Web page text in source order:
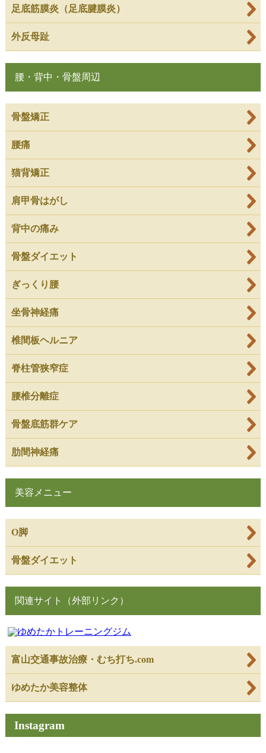
足底筋膜炎（足底腱膜炎）
外反母趾
腰・背中・骨盤周辺
骨盤矯正
腰痛
猫背矯正
肩甲骨はがし
背中の痛み
骨盤ダイエット
ぎっくり腰
坐骨神経痛
椎間板ヘルニア
脊柱管狭窄症
腰椎分離症
骨盤底筋群ケア
肋間神経痛
美容メニュー
O脚
骨盤ダイエット
関連サイト（外部リンク）
富山交通事故治療・むち打ち.com
ゆめたか美容整体
Instagram